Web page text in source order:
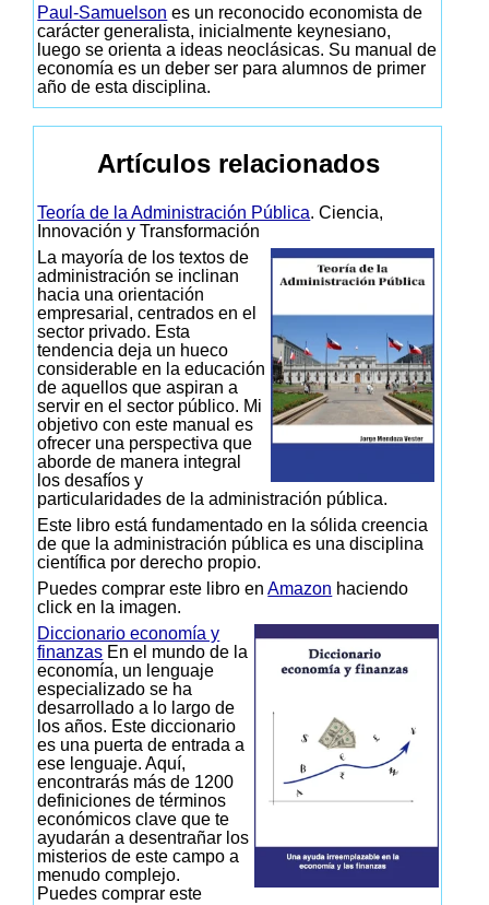
Paul-Samuelson es un reconocido economista de
carácter generalista, inicialmente keynesiano,
luego se orienta a ideas neoclásicas. Su manual de
economía es un deber ser para alumnos de primer
año de esta disciplina.
Artículos relacionados
Teoría de la Administración Pública. Ciencia,
Innovación y Transformación
La mayoría de los textos de
administración se inclinan
hacia una orientación
empresarial, centrados en el
sector privado. Esta
tendencia deja un hueco
considerable en la educación
de aquellos que aspiran a
servir en el sector público. Mi
objetivo con este manual es
ofrecer una perspectiva que
aborde de manera integral
los desafíos y
particularidades de la administración pública.
Este libro está fundamentado en la sólida creencia
de que la administración pública es una disciplina
científica por derecho propio.
Puedes comprar este libro enAmazon haciendo
click en la imagen.
Diccionario economía y
finanzas En el mundo de la
economía, un lenguaje
especializado se ha
desarrollado a lo largo de
los años. Este diccionario
es una puerta de entrada a
ese lenguaje. Aquí,
encontrarás más de 1200
definiciones de términos
económicos clave que te
ayudarán a desentrañar los
misterios de este campo a
menudo complejo.
Puedes comprar este